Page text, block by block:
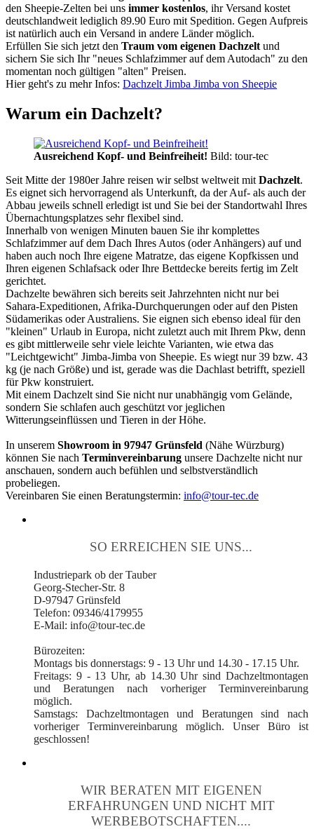
den Sheepie-Zelten bei uns immer kostenlos, ihr Versand kostet
deutschlandweit lediglich 89.90 Euro mit Spedition. Gegen Aufpreis
ist natürlich auch ein Versand in andere Länder möglich.
Erfüllen Sie sich jetzt den Traum vom eigenen Dachzelt und
sichern Sie sich Ihr "neues Schlafzimmer auf dem Autodach" zu den
momentan noch gültigen "alten" Preisen.
Hier geht's zu mehr Infos: Dachzelt Jimba Jimba von Sheepie
Warum ein Dachzelt?
Ausreichend Kopf- und Beinfreiheit! Bild: tour-tec
Seit Mitte der 1980er Jahre reisen wir selbst weltweit mit Dachzelt.
Es eignet sich hervorragend als Unterkunft, da der Auf- als auch der
Abbau jeweils schnell erledigt ist und Sie bei der Standortwahl Ihres
Übernachtungsplatzes sehr flexibel sind.
Innerhalb von wenigen Minuten bauen Sie ihr komplettes
Schlafzimmer auf dem Dach Ihres Autos (oder Anhängers) auf und
haben auch noch Ihre eigene Matratze, das eigene Kopfkissen und
Ihren eigenen Schlafsack oder Ihre Bettdecke bereits fertig im Zelt
gerichtet.
Dachzelte bewähren sich bereits seit Jahrzehnten nicht nur bei
Sahara-Expeditionen, Afrika-Durchquerungen oder auf den Pisten
Südamerikas oder Australiens. Sie eignen sich ebenso ideal für den
"kleinen" Urlaub in Europa, nicht zuletzt auch mit Ihrem Pkw, denn
es gibt mittlerweile sehr viele leichte Varianten, wie etwa das
"Leichtgewicht" Jimba-Jimba von Sheepie. Es wiegt nur 39 bzw. 43
kg (je nach Größe) und ist, gerade was die Dachlast betrifft, speziell
für Pkw konstruiert.
Mit einem Dachzelt sind Sie nicht nur unabhängig vom Gelände,
sondern Sie schlafen auch geschützt vor jeglichen
Witterungseinflüssen und Tieren in der Höhe.
In unserem Showroom in 97947 Grünsfeld (Nähe Würzburg)
können Sie nach Terminvereinbarung unsere Dachzelte nicht nur
anschauen, sondern auch befühlen und selbstverständlich
probeliegen.
Vereinbaren Sie einen Beratungstermin: info@tour-tec.de
SO ERREICHEN SIE UNS...
Industriepark ob der Tauber
Georg-Stecher-Str. 8
D-97947 Grünsfeld
Telefon: 09346/4179955
E-Mail: info@tour-tec.de
Bürozeiten:
Montags bis donnerstags: 9 - 13 Uhr und 14.30 - 17.15 Uhr.
Freitags: 9 - 13 Uhr, ab 14.30 Uhr sind Dachzeltmontagen
und Beratungen nach vorheriger Terminvereinbarung
möglich.
Samstags: Dachzeltmontagen und Beratungen sind nach
vorheriger Terminvereinbarung möglich. Unser Büro ist
geschlossen!
WIR BERATEN MIT EIGENEN
ERFAHRUNGEN UND NICHT MIT
WERBEBOTSCHAFTEN....